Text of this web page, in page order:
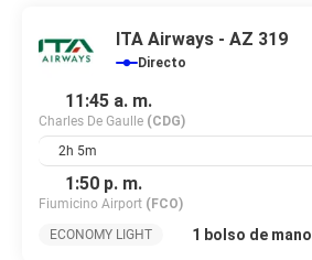
ITA Airways - AZ 319
Directo
11:45 a. m.
Charles De Gaulle (CDG)
2h 5m
1:50 p. m.
Fiumicino Airport (FCO)
ECONOMY LIGHT
1 bolso de mano